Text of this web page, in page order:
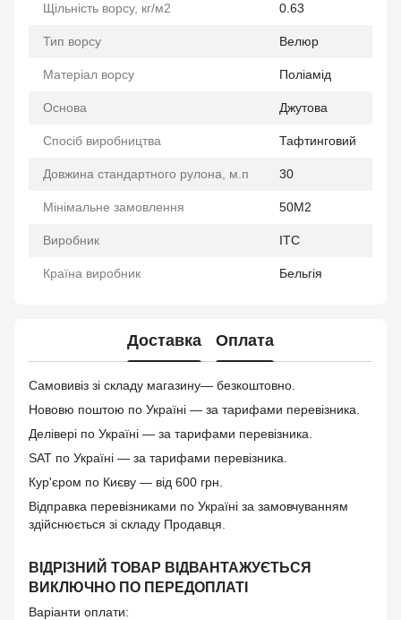
Щільність ворсу, кг/м2 0.63
Тип ворсу Велюр
Матеріал ворсу Поліамід
Основа Джутова
Спосіб виробництва Тафтинговий
Довжина стандартного рулона, м.п 30
Мінімальне замовлення 50М2
Виробник ITC
Країна виробник Бельгія
Доставка Оплата
Самовивіз зі складу магазину— безкоштовно.
Нововю поштою по Україні — за тарифами перевізника.
Делівері по Україні — за тарифами перевізника.
SAT по Україні — за тарифами перевізника.
Кур'єром по Києву — від 600 грн.
Відправка перевізниками по Україні за замовчуванням
здійснюється зі складу Продавця.
ВІДРІЗНИЙ ТОВАР ВІДВАНТАЖУЄТЬСЯ
ВИКЛЮЧНО ПО ПЕРЕДОПЛАТІ
Варіанти оплати: